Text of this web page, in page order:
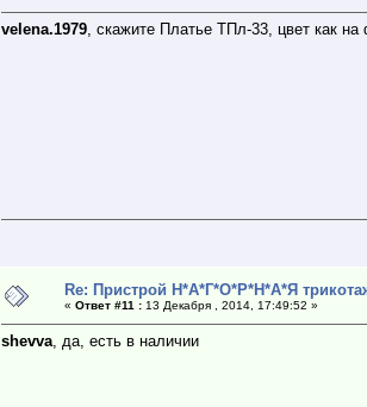
velena.1979, скажите Платье ТПл-33, цвет как
Re: Пристрой Н*А*Г*О*Р*Н*А*Я
« Ответ #11 :13 Декабря , 2014, 17:49:52 »
shevva, да, есть в наличии